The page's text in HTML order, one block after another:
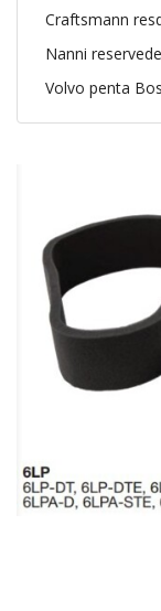
Craftsmann
Nanni
Volvo penta